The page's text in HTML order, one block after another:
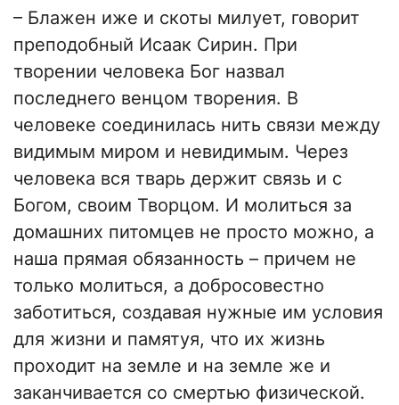
– Блажен иже и скоты милует, говорит
преподобный Исаак Сирин. При
творении человека Бог назвал
последнего венцом творения. В
человеке соединилась нить связи между
видимым миром и невидимым. Через
человека вся тварь держит связь и с
Богом, своим Творцом. И молиться за
домашних питомцев не просто можно, а
наша прямая обязанность – причем не
только молиться, а добросовестно
заботиться, создавая нужные им условия
для жизни и памятуя, что их жизнь
проходит на земле и на земле же и
заканчивается со смертью физической.